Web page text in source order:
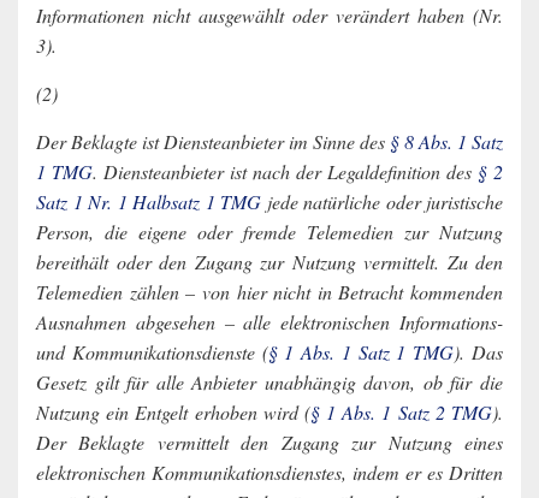
Informationen nicht ausgewählt oder verändert haben (Nr.
3).
(2)
Der Beklagte ist Diensteanbieter im Sinne des § 8 Abs. 1 Satz
1 TMG. Diensteanbieter ist nach der Legaldefinition des § 2
Satz 1 Nr. 1 Halbsatz 1 TMG jede natürliche oder juristische
Person, die eigene oder fremde Telemedien zur Nutzung
bereithält oder den Zugang zur Nutzung vermittelt. Zu den
Telemedien zählen – von hier nicht in Betracht kommenden
Ausnahmen abgesehen – alle elektronischen Informations-
und Kommunikationsdienste (§ 1 Abs. 1 Satz 1 TMG). Das
Gesetz gilt für alle Anbieter unabhängig davon, ob für die
Nutzung ein Entgelt erhoben wird (§ 1 Abs. 1 Satz 2 TMG).
Der Beklagte vermittelt den Zugang zur Nutzung eines
elektronischen Kommunikationsdienstes, indem er es Dritten